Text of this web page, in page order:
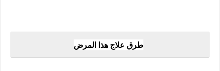
طرق علاج هذا المرض